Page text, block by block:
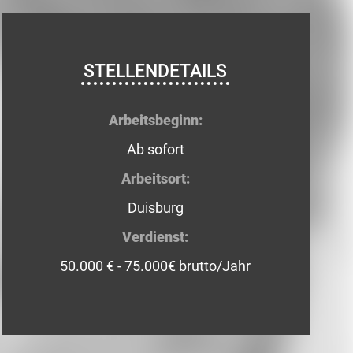
STELLENDETAILS
Arbeitsbeginn:
Ab sofort
Arbeitsort:
Duisburg
Verdienst:
50.000 € - 75.000€ brutto/Jahr